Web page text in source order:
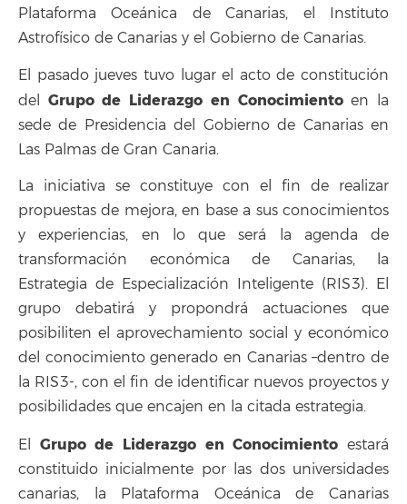
Plataforma Oceánica de Canarias, el Instituto
Astrofísico de Canarias y el Gobierno de Canarias.
El pasado jueves tuvo lugar el acto de constitución
del Grupo de Liderazgo en Conocimientoen la
sede de Presidencia del Gobierno de Canarias en
Las Palmas de Gran Canaria.
La iniciativa se constituye con el fin de realizar
propuestas de mejora, en base a sus conocimientos
y experiencias, en lo que será la agenda de
transformación económica de Canarias, la
Estrategia de Especialización Inteligente (RIS3). El
grupo debatirá y propondrá actuaciones que
posibiliten el aprovechamiento social y económico
del conocimiento generado en Canarias –dentro de
la RIS3-, con el fin de identificar nuevos proyectos y
posibilidades que encajen en la citada estrategia.
El Grupo de Liderazgo en Conocimiento estará
constituido inicialmente por las dos universidades
canarias, la Plataforma Oceánica de Canarias